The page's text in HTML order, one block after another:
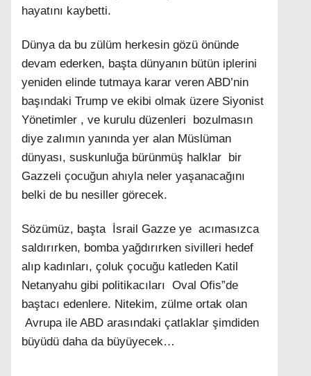
hayatını kaybetti.
Dünya da bu zülüm herkesin gözü önünde
devam ederken, başta dünyanın bütün iplerini
yeniden elinde tutmaya karar veren ABD’nin
başındaki Trump ve ekibi olmak üzere Siyonist
Yönetimler , ve kurulu düzenleri bozulmasın
diye zalımın yanında yer alan Müslüman
dünyası, suskunluğa bürünmüş halklar bir
Gazzeli çocuğun ahıyla neler yaşanacağını
belki de bu nesiller görecek.
Sözümüz, başta İsrail Gazze ye acımasızca
saldırırken, bomba yağdırırken sivilleri hedef
alıp kadınları, çoluk çocuğu katleden Katil
Netanyahu gibi politikacıları Oval Ofis”de
baştacı edenlere. Nitekim, zülme ortak olan
Avrupa ile ABD arasındaki çatlaklar şimdiden
büyüdü daha da büyüyecek…